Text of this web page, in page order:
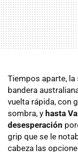
Tiempos aparte,
bandera
vuelta rápida, con
sombra, y hasta
desesperación
grip que se le
cabeza las